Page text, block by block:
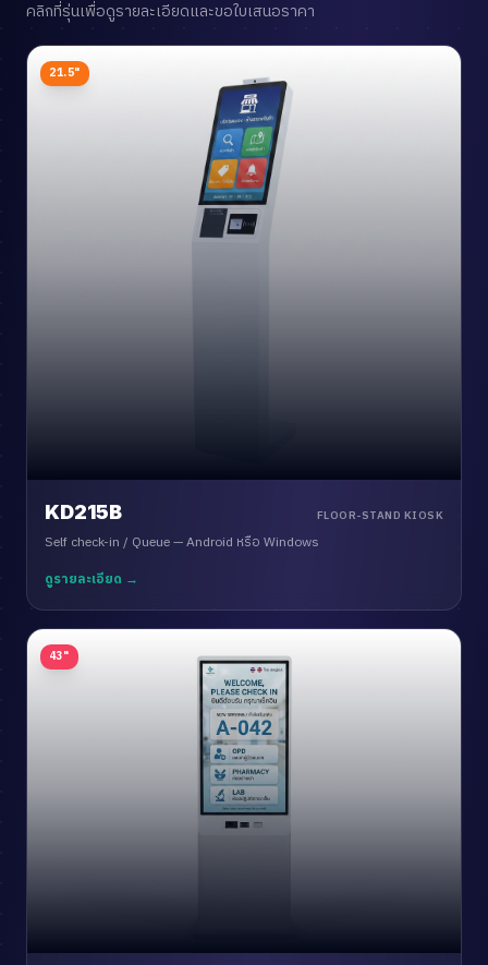
คลิกที่รุ่นเพื่อดูรายละเอียดและขอใบเสนอราคา
21.5"
KD215B FLOOR-STAND KIOSK
Self check-in / Queue — Android หรือ Windows
ดูรายละเอียด →
43"